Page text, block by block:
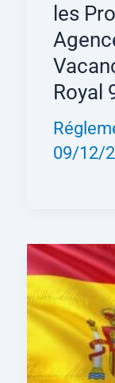
les
Royal
09/12/